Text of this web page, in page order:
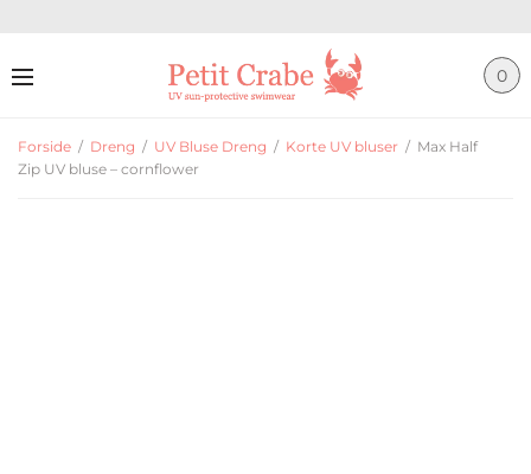
0
Forside / Dreng / UV Bluse Dreng / Korte UV bluser / Max Half
Zip UV bluse – cornflower